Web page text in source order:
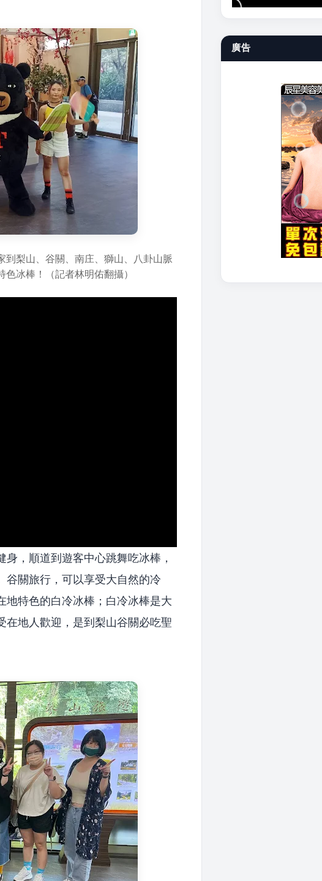
梨山、谷關、南庄、獅山、八卦山脈
冰棒！（記者林明佑翻攝）
，順道到遊客中心跳舞吃冰棒，
谷關旅行，可以享受大自然的冷
地特色的白冷冰棒；白冷冰棒是大
在地人歡迎，是到梨山谷關必吃聖
廣告